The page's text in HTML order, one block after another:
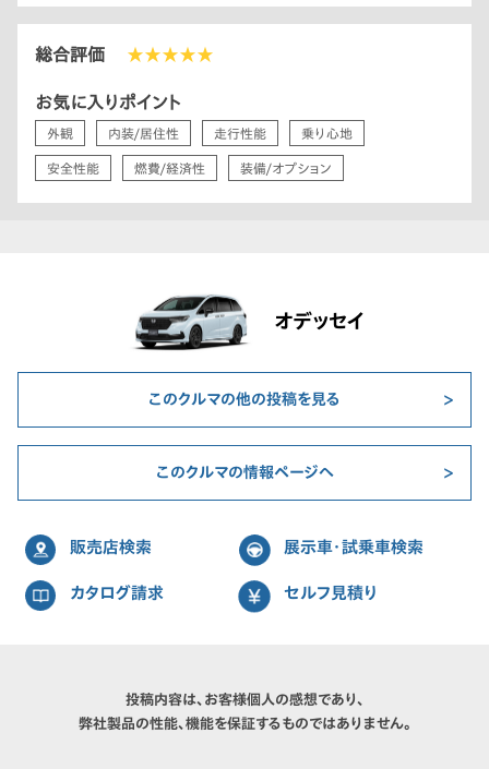
総合評価 ★★★★★
お気に入りポイント
外観 内装/居住性 走行性能 乗り心地
安全性能 燃費/経済性 装備/オプション
オデッセイ
このクルマの他の投稿を見る
このクルマの情報ページへ
販売店検索 展示車・試乗車検索
カタログ請求 セルフ見積り
投稿内容は、お客様個人の感想であり、
弊社製品の性能、機能を保証するものではありません。